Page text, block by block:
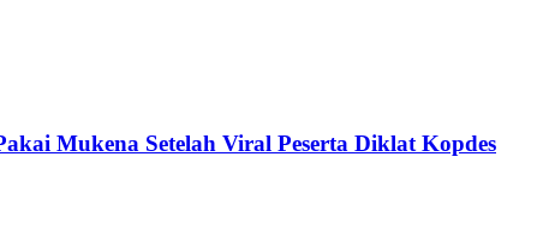
Mukena Setelah Viral Peserta Diklat Kopdes